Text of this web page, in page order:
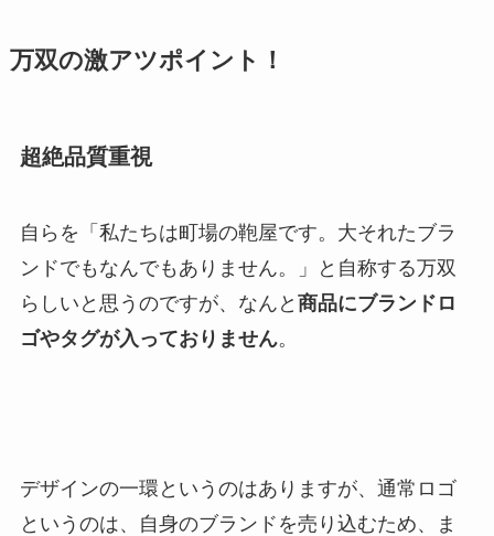
万双の激アツポイント！
超絶品質重視
自らを「私たちは町場の鞄屋です。大それたブラ
ンドでもなんでもありません。」と自称する万双
らしいと思うのですが、なんと 商品にブランドロ
ゴやタグが入っておりません。
デザインの一環というのはありますが、通常ロゴ
というのは、自身のブランドを売り込むため、ま